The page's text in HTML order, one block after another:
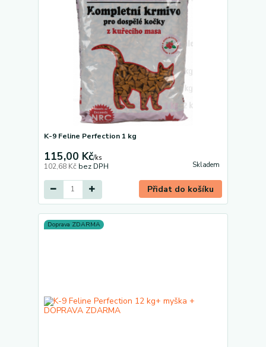
K-9 Feline Perfection 1 kg
115,00 Kč/ks
102,68 Kč bez DPH Skladem
Přidat do košíku
Doprava ZDARMA